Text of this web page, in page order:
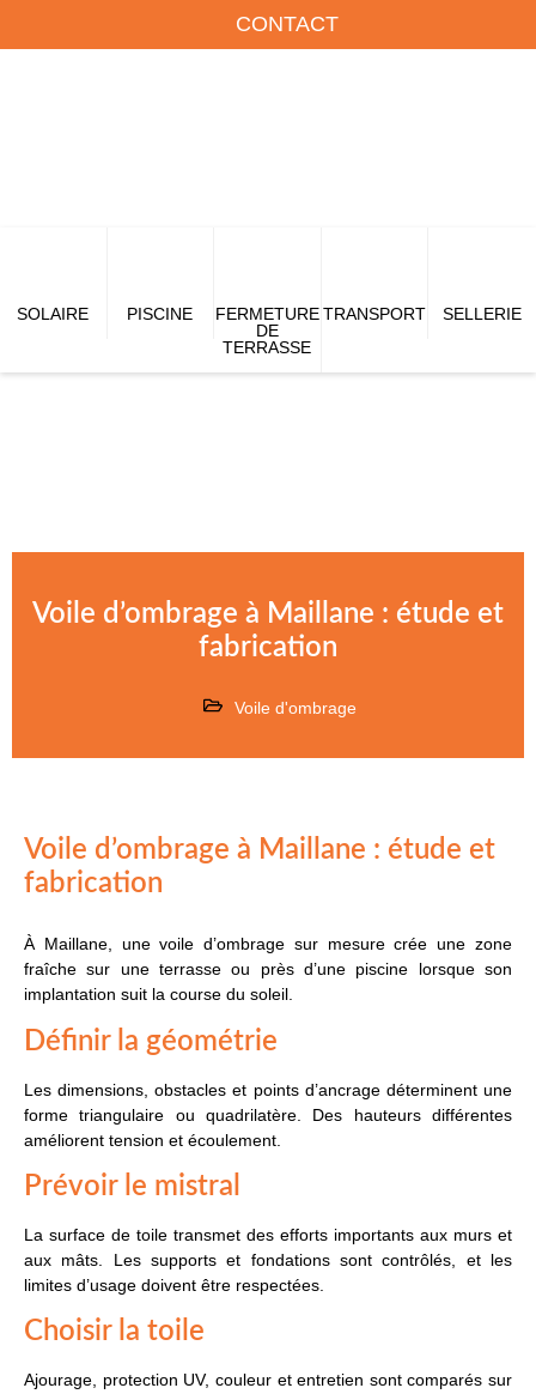
CONTACT
SOLAIRE PISCINE
FERMETURE
DE
TERRASSE
TRANSPORT SELLERIE
Voile d’ombrage à Maillane : étude et
fabrication
Voile d'ombrage
Voile d’ombrage à Maillane : étude et
fabrication
À Maillane, une voile d’ombrage sur mesure crée une zone
fraîche sur une terrasse ou près d’une piscine lorsque son
implantation suit la course du soleil.
Définir la géométrie
Les dimensions, obstacles et points d’ancrage déterminent une
forme triangulaire ou quadrilatère. Des hauteurs différentes
améliorent tension et écoulement.
Prévoir le mistral
La surface de toile transmet des efforts importants aux murs et
aux mâts. Les supports et fondations sont contrôlés, et les
limites d’usage doivent être respectées.
Choisir la toile
Ajourage, protection UV, couleur et entretien sont comparés sur